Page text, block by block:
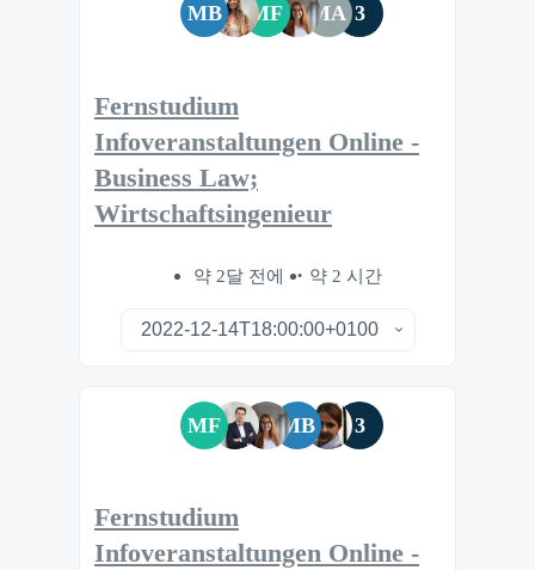
MB MF MA 3
Fernstudium
Infoveranstaltungen Online -
Business Law;
Wirtschaftsingenieur
약 2달 전에 약 2 시간
MF MB 3
Fernstudium
Infoveranstaltungen Online -